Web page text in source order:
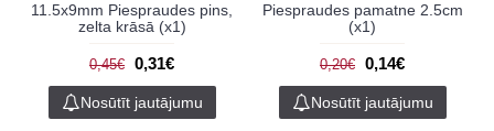
11.5x9mm Piespraudes pins,
zelta krāsā (x1)
0,45€ 0,31€
Nosūtīt jautājumu
Piespraudes pamatne 2.5cm
(x1)
0,20€ 0,14€
Nosūtīt jautājumu